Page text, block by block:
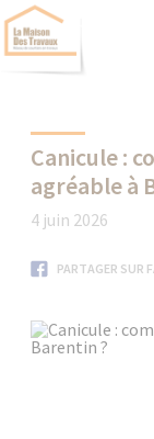
Canicule :
agréable à
4 juin 2026
PARTAGER SUR